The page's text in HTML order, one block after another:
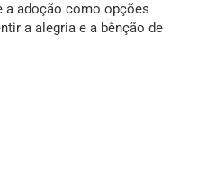
a adoção como opções
a alegria e a bênção de